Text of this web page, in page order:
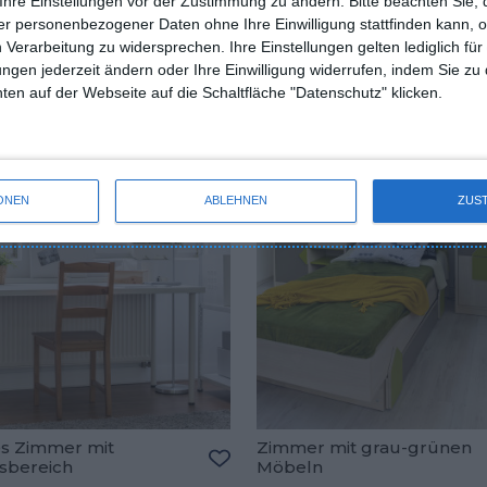
personenbezogener Daten ohne Ihre Einwilligung stattfinden kann,
Verarbeitung zu widersprechen. Ihre Einstellungen gelten lediglich
jederzeit ändern oder Ihre Einwilligung widerrufen, indem Sie zu
auf der Webseite auf die Schaltfläche "Datenschutz" klicken.
ABLEHNEN
hinzufügen
Zimmer für einen
im Industriestil
Zu den Favoriten hinzufügen
Blau-graues Zimmer mit
Bergmotivtapete
Zimmer mit
Zimmer mit grau-grünen
Möbeln